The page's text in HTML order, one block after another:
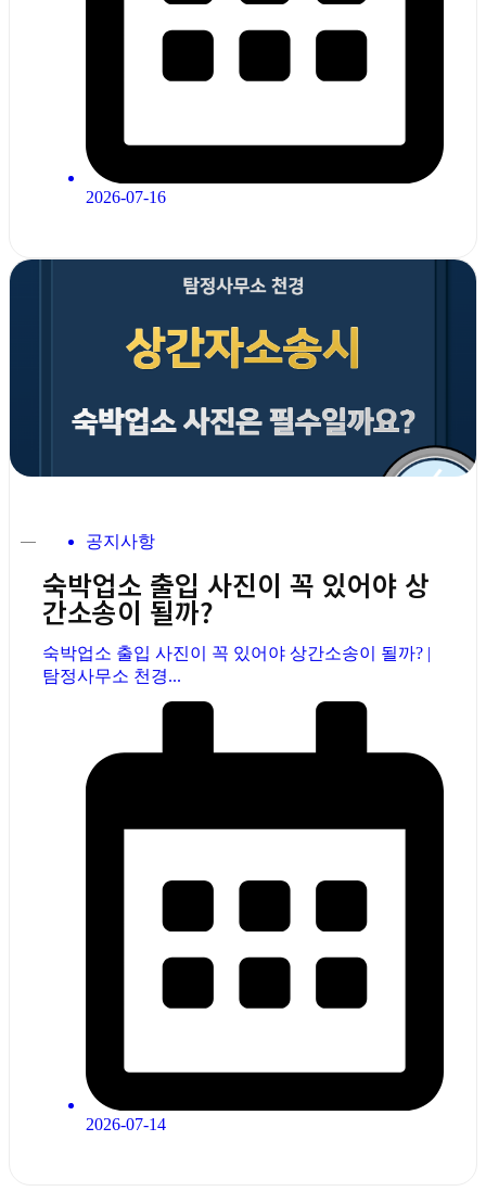
2026-07-16
공지사항
숙박업소 출입 사진이 꼭 있어야 상
간소송이 될까?
숙박업소 출입 사진이 꼭 있어야 상간소송이 될까? |
탐정사무소 천경...
2026-07-14